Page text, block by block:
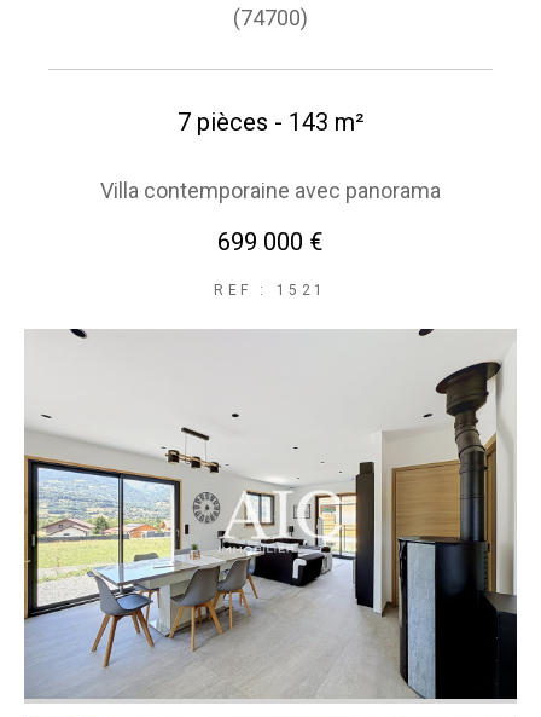
(74700)
7 pièces - 143 m²
Villa contemporaine avec panorama
699 000 €
REF : 1521